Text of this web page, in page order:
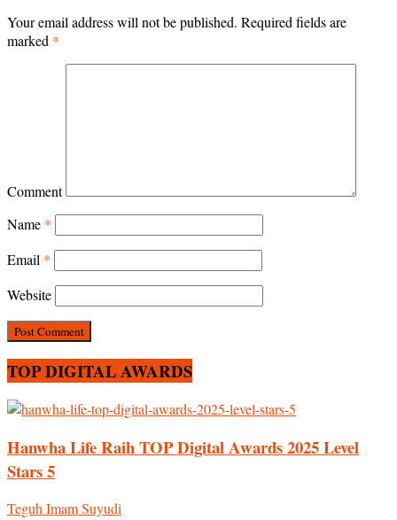
Your email address will not be published. Required fields are
marked *
Comment
Name *
Email *
Website
TOP DIGITAL AWARDS
Hanwha Life Raih TOP Digital Awards 2025 Level
Stars 5
Teguh Imam Suyudi